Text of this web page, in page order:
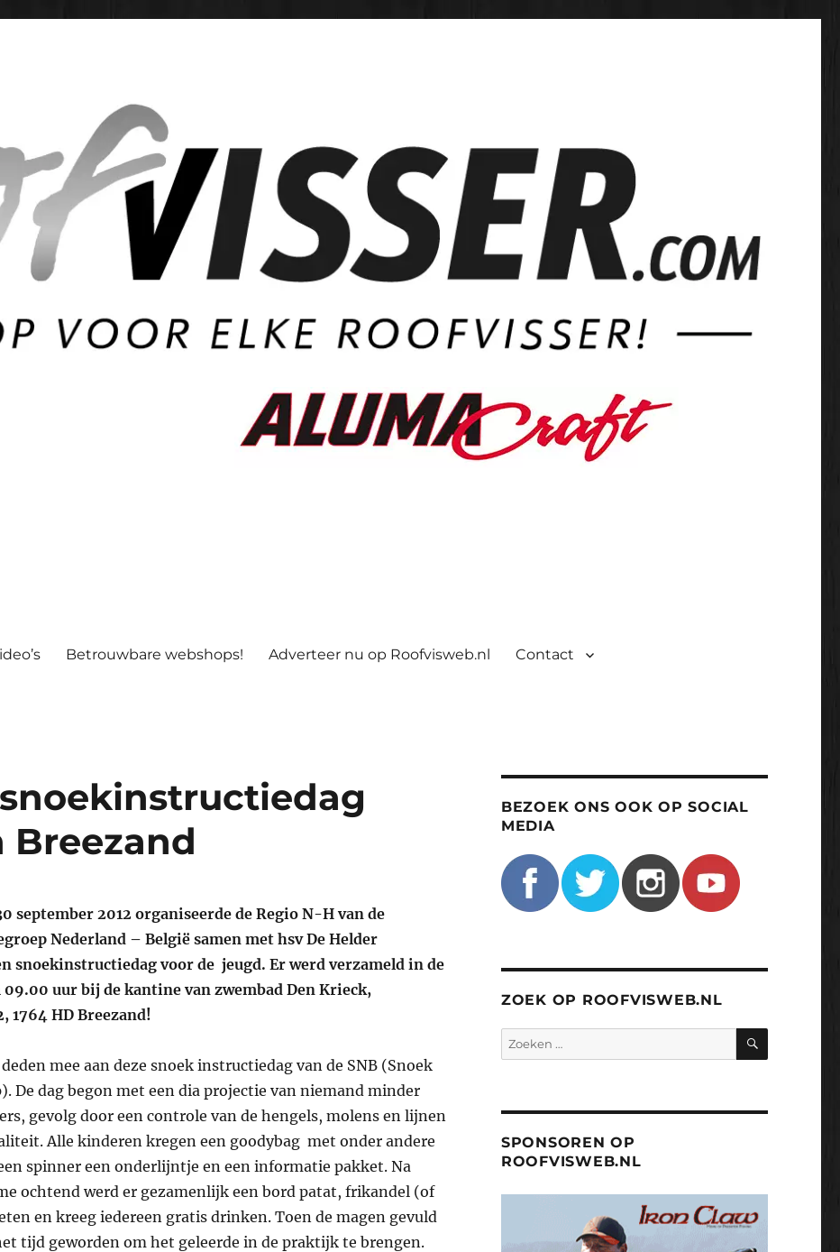
Betrouwbare webshops! Adverteer nu op Roofvisweb.nl Contact
Breezand
september 2012 organiseerde de Regio N-H van de
Nederland – België samen met hsv De Helder
snoekinstructiedag voor de jeugd. Er werd verzameld in de
uur bij de kantine van zwembad Den Krieck,
1764 HD Breezand!
mee aan deze snoek instructiedag van de SNB (Snoek
De dag begon met een dia projectie van niemand minder
gevolg door een controle van de hengels, molens en lijnen
Alle kinderen kregen een goodybag met onder andere
spinner een onderlijntje en een informatie pakket. Na
ochtend werd er gezamenlijk een bord patat, frikandel (of
en kreeg iedereen gratis drinken. Toen de magen gevuld
tijd geworden om het geleerde in de praktijk te brengen.
BEZOEK ONS OOK OP SOCIAL
MEDIA
ZOEK OP ROOFVISWEB.NL
Zoeken
naar:
ZOEKEN
SPONSOREN OP
ROOFVISWEB.NL